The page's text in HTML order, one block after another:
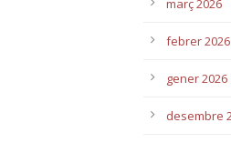
febrer 2026
gener 2026
desembre